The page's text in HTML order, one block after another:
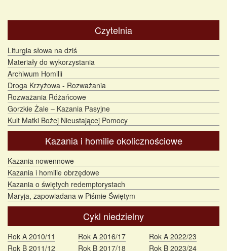
Czytelnia
Liturgia słowa na dziś
Materiały do wykorzystania
Archiwum Homilii
Droga Krzyżowa - Rozważania
Rozważania Różańcowe
Gorzkie Żale – Kazania Pasyjne
Kult Matki Bożej Nieustającej Pomocy
Kazania i homilie okolicznościowe
Kazania nowennowe
Kazania i homilie obrzędowe
Kazania o świętych redemptorystach
Maryja, zapowiadana w Piśmie Świętym
Cykl niedzielny
Rok A 2010/11
Rok B 2011/12
Rok A 2016/17
Rok B 2017/18
Rok A 2022/23
Rok B 2023/24